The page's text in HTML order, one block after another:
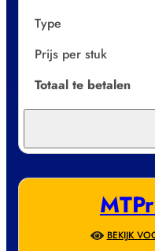
Type
Prijs per stuk
Totaal te betalen
BEKIJK